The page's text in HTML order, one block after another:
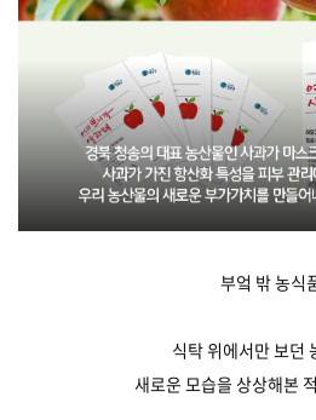
부엌 밖 농식
식탁 위에서만 보던
새로운 모습을 상상해본